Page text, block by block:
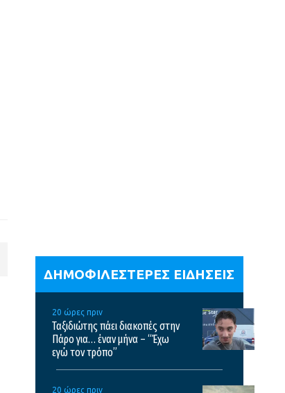
ΔΗΜΟΦΙΛΕΣΤΕΡΕΣ ΕΙΔΗΣΕΙΣ
20 ώρες πριν
Ταξιδιώτης πάει διακοπές στην
Πάρο για… έναν μήνα – “Έχω
εγώ τον τρόπο”
20 ώρες πριν